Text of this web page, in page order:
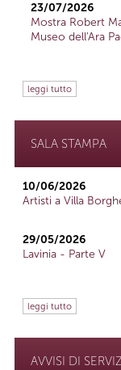
23/07/2026
Mostra Robert
Museo dell'Ara
leggi tutto
SALA STAMPA
10/06/2026
Artisti a Villa
29/05/2026
Lavinia - Parte V
leggi tutto
AVVISI DI